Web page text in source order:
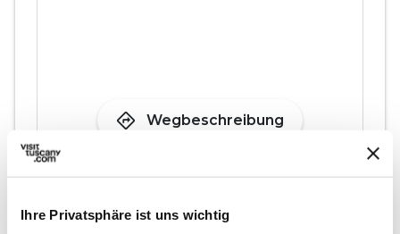
Ihre Privatsphäre ist uns wichtig
directions Wegbeschreibung